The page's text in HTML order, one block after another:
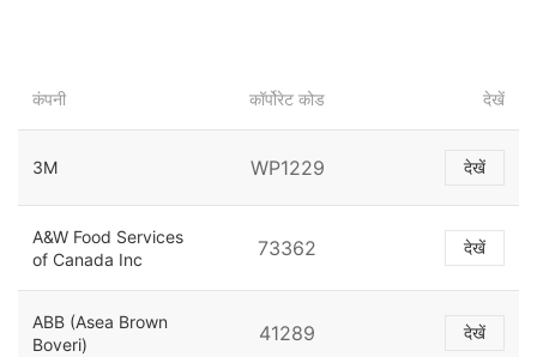
कंपनी कॉर्पोरेट कोड देखें
3M WP1229 देखें
A&W Food Services
of Canada Inc
73362 देखें
ABB (Asea Brown
Boveri)
41289 देखें